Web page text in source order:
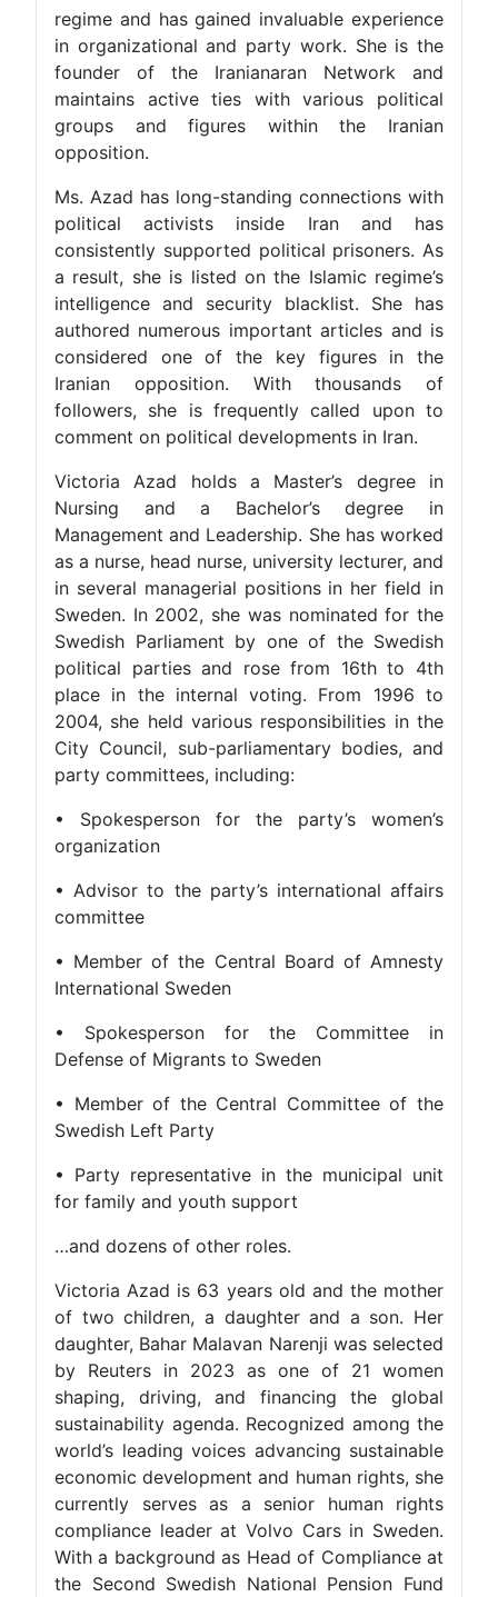
regime and has gained invaluable experience
in organizational and party work. She is the
founder of the Iranianaran Network and
maintains active ties with various political
groups and figures within the Iranian
opposition.
Ms. Azad has long-standing connections with
political activists inside Iran and has
consistently supported political prisoners. As
a result, she is listed on the Islamic regime’s
intelligence and security blacklist. She has
authored numerous important articles and is
considered one of the key figures in the
Iranian opposition. With thousands of
followers, she is frequently called upon to
comment on political developments in Iran.
Victoria Azad holds a Master’s degree in
Nursing and a Bachelor’s degree in
Management and Leadership. She has worked
as a nurse, head nurse, university lecturer, and
in several managerial positions in her field in
Sweden. In 2002, she was nominated for the
Swedish Parliament by one of the Swedish
political parties and rose from 16th to 4th
place in the internal voting. From 1996 to
2004, she held various responsibilities in the
City Council, sub-parliamentary bodies, and
party committees, including:
• Spokesperson for the party’s women’s
organization
• Advisor to the party’s international affairs
committee
• Member of the Central Board of Amnesty
International Sweden
• Spokesperson for the Committee in
Defense of Migrants to Sweden
• Member of the Central Committee of the
Swedish Left Party
• Party representative in the municipal unit
for family and youth support
…and dozens of other roles.
Victoria Azad is 63 years old and the mother
of two children, a daughter and a son. Her
daughter, Bahar Malavan Narenji was selected
by Reuters in 2023 as one of 21 women
shaping, driving, and financing the global
sustainability agenda. Recognized among the
world’s leading voices advancing sustainable
economic development and human rights, she
currently serves as a senior human rights
compliance leader at Volvo Cars in Sweden.
With a background as Head of Compliance at
the Second Swedish National Pension Fund